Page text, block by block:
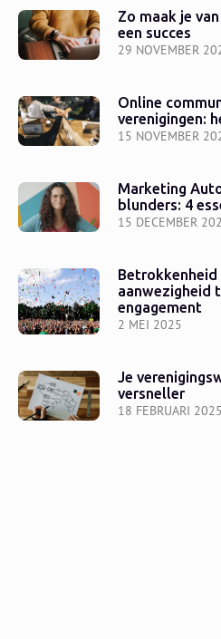
29 NOVEMBER
Zo maak je
een succes
15 NOVEMBER
Online
verenigingen:
15 DECEMBER
Marketing
blunders: 4
2 MEI 2025
Betrokkenheid
aanwezigheid
engagement
18 FEBRUARI 2025
Je
versneller